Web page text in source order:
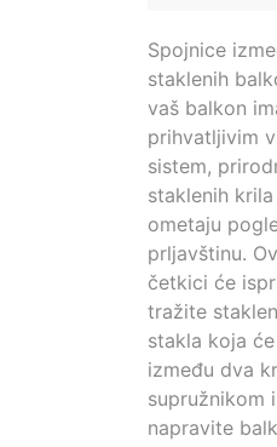
Spojnice
staklenih
vaš balkon
prihvatljivim
sistem,
staklenih
ometaju
prljavštinu.
četkici će
tražite
stakla koja
između dva
supružnikom
napravite